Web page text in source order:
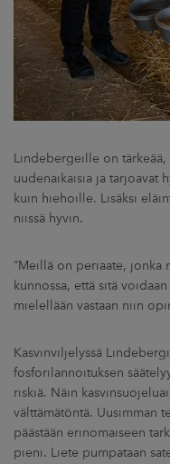
Lindebergeille on
uudenaikaisia ja tarjoavat
kuin hiehoille. Lisäksi
niissä hyvin.
”Meillä on periaate, jonka
kunnossa, että sitä
mielellään vastaan niin
Kasvinviljelyssä
fosforilannoituksen
riskiä. Näin
välttämätöntä. Uusimman
päästään erinomaiseen
pieni. Liete pumpataan